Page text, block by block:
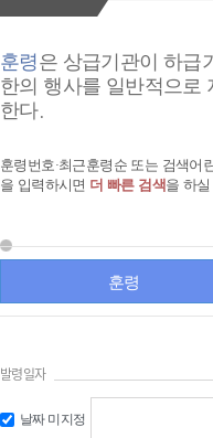
훈령은 상급기관이 하급
한의 행사를 일반적으로
한다.
훈령번호·최근훈령순 또는 검색어
을 입력하시면 더 빠른 검색 을 하
훈령
발령일자
날짜 미지정